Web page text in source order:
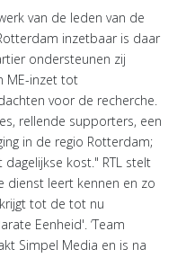
van de leden van de
inzetbaar is daar
ondersteunen zij
ME-inzet tot
voor de recherche.
rellende supporters, een
in de regio Rotterdam;
kost." RTL stelt
dienst leert kennen en zo
tot de tot nu
Eenheid'. ‘Team
Simpel Media en is na